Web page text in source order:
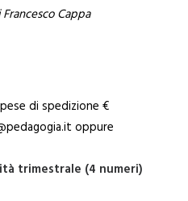
Cappa
di spedizione €
oppure
trimestrale (4 numeri)